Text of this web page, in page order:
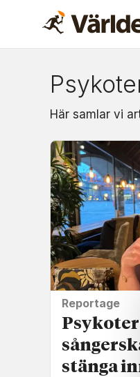
Om:
Här samlar vi
Reportage
stänga